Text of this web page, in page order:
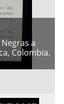
a
Colombia.